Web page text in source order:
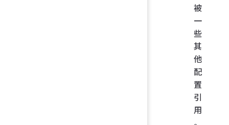
被
一
些
其
他
配
置
引
用
。